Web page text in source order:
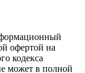
офертой на
кодекса
может в полной